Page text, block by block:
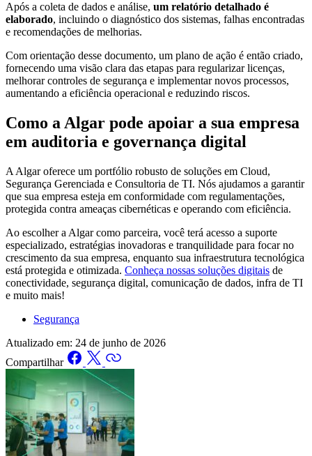
Após a coleta de dados e análise, um relatório detalhado é
elaborado, incluindo o diagnóstico dos sistemas, falhas encontradas
e recomendações de melhorias.
Com orientação desse documento, um plano de ação é então criado,
fornecendo uma visão clara das etapas para regularizar licenças,
melhorar controles de segurança e implementar novos processos,
aumentando a eficiência operacional e reduzindo riscos.
Como a Algar pode apoiar a sua empresa
em auditoria e governança digital
A Algar oferece um portfólio robusto de soluções em Cloud,
Segurança Gerenciada e Consultoria de TI. Nós ajudamos a garantir
que sua empresa esteja em conformidade com regulamentações,
protegida contra ameaças cibernéticas e operando com eficiência.
Ao escolher a Algar como parceira, você terá acesso a suporte
especializado, estratégias inovadoras e tranquilidade para focar no
crescimento da sua empresa, enquanto sua infraestrutura tecnológica
está protegida e otimizada. Conheça nossas soluções digitais de
conectividade, segurança digital, comunicação de dados, infra de TI
e muito mais!
Segurança
Atualizado em: 24 de junho de 2026
Compartilhar